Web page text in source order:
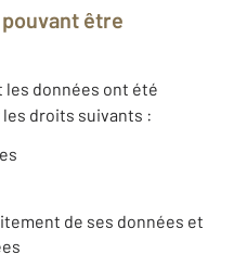
être
les données ont été
les droits suivants :
de ses données et